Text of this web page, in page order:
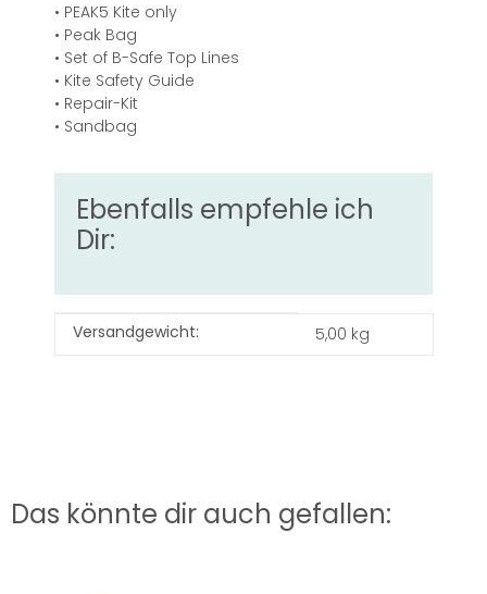
• PEAK5 Kite only
• Peak Bag
• Set of B-Safe Top Lines
• Kite Safety Guide
• Repair-Kit
• Sandbag
Ebenfalls empfehle ich
Dir:
Produkteigenschaft
Wert
Versandgewicht: 5,00 kg
Das könnte dir auch gefallen: